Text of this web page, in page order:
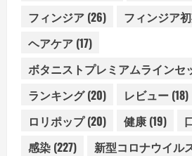
フィンジア (26) フィンジア
ヘアケア (17)
ボタニストプレミアムラインセ
ランキング(20) レビュー (18)
ロリポップ(20) 健康 (19)
感染 (227) 新型コロナウイル